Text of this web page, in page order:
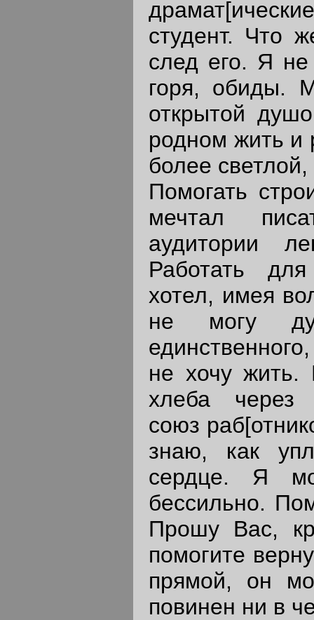
студент. Что
след его. Я не
горя, обиды.
открытой
родном жить и
более
Помогать
мечтал
аудитории
Работать
хотел, имея
не могу
не хочу
хлеба через
союз
знаю, как
сердце. Я
бессильно.
Прошу Вас,
помогите
прямой, он
повинен ни в